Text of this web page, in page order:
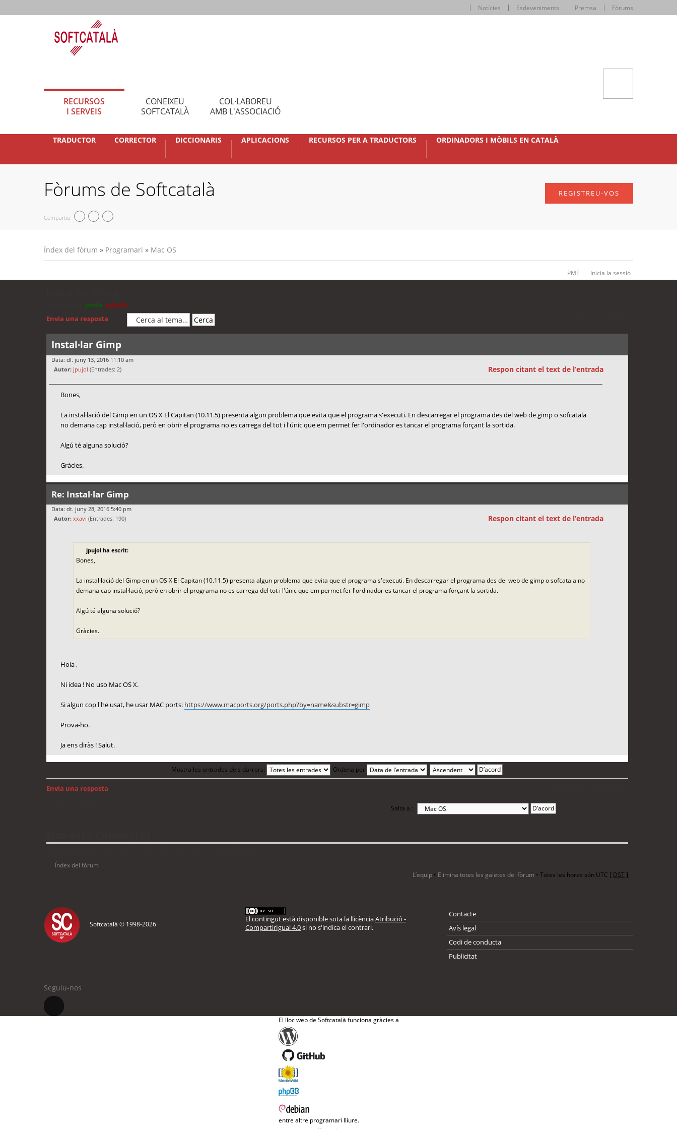
Notícies Esdeveniments Premsa Fòrums
RECURSOS
I SERVEIS
CONEIXEU
SOFTCATALÀ
COL·LABOREU
AMB L'ASSOCIACIÓ
TRADUCTOR CORRECTOR DICCIONARIS APLICACIONS RECURSOS PER A TRADUCTORS ORDINADORS I MÒBILS EN CATALÀ
Fòrums de Softcatalà
Compartiu
REGISTREU-VOS
Índex del fòrum » Programari » Mac OS
PMF Inicia la sessió
jordis cubells
Envia una resposta
Instal·lar Gimp
Data: dl. juny 13, 2016 11:10 am
Autor: jpujol (Entrades: 2) Respon citant el text de l’entrada
Bones,
La instal·lació del Gimp en un OS X El Capitan (10.11.5) presenta algun problema que evita que el programa s'executi. En descarregar el programa des del web de gimp o sofcatala
no demana cap instal·lació, però en obrir el programa no es carrega del tot i l'únic que em permet fer l'ordinador es tancar el programa forçant la sortida.
Algú té alguna solució?
Gràcies.
Re: Instal·lar Gimp
Data: dt. juny 28, 2016 5:40 pm
Autor: xxavi (Entrades: 190) Respon citant el text de l’entrada
jpujol ha escrit:
Bones,
La instal·lació del Gimp en un OS X El Capitan (10.11.5) presenta algun problema que evita que el programa s'executi. En descarregar el programa des del web de gimp o sofcatala no
demana cap instal·lació, però en obrir el programa no es carrega del tot i l'únic que em permet fer l'ordinador es tancar el programa forçant la sortida.
Algú té alguna solució?
Gràcies.
Hola ,
Ni idea ! No uso Mac OS X.
Si algun cop l'he usat, he usar MAC ports: https://www.macports.org/ports.php?by=name&substr=gimp
Prova-ho.
Ja ens diràs ! Salut.
Mostra les entrades dels darrers: Ordena per
Envia una resposta
Salta a :
Índex del fòrum
L’equip • Elimina totes les galetes del fòrum • Totes les hores són UTC [ DST]
Softcatalà © 1998-2026
El contingut està disponible sota la llicènciaAtribució -
CompartirIgual 4.0si no s'indica el contrari.
Contacte
Avís legal
Codi de conducta
Publicitat
Seguiu-nos
El lloc web de Softcatalà funciona gràcies a
entre altre programari lliure.